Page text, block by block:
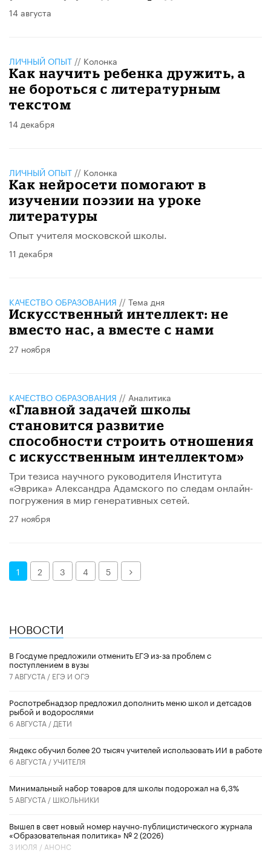
14 августа
ЛИЧНЫЙ ОПЫТ // Колонка
Как научить ребенка дружить, а
не бороться с литературным
текстом
14 декабря
ЛИЧНЫЙ ОПЫТ // Колонка
Как нейросети помогают в
изучении поэзии на уроке
литературы
Опыт учителя московской школы.
11 декабря
КАЧЕСТВО ОБРАЗОВАНИЯ // Тема дня
Искусственный интеллект: не
вместо нас, а вместе с нами
27 ноября
КАЧЕСТВО ОБРАЗОВАНИЯ // Аналитика
«Главной задачей школы
становится развитие
способности строить отношения
с искусственным интеллектом»
Три тезиса научного руководителя Института
«Эврика» Александра Адамского по следам онлайн-
погружения в мир генеративных сетей.
27 ноября
1 2 3 4 5 Далее
НОВОСТИ
В Госдуме предложили отменить ЕГЭ из-за проблем с
поступлением в вузы
7 АВГУСТА / ЕГЭ И ОГЭ
Роспотребнадзор предложил дополнить меню школ и детсадов
рыбой и водорослями
6 АВГУСТА / ДЕТИ
​Яндекс обучил более 20 тысяч учителей использовать ИИ в работе
6 АВГУСТА /УЧИТЕЛЯ
Минимальный набор товаров для школы подорожал на 6,3%
5 АВГУСТА / ШКОЛЬНИКИ
Вышел в свет новый номер научно-публицистического журнала
«Образовательная политика» № 2 (2026)
3 ИЮЛЯ / АНОНС